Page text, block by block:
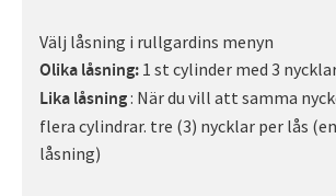
Välj låsning i rullgardins menyn
Olika låsning: 1 st cylinder med 3
Lika låsning: När du vill att samma
flera cylindrar. tre (3) nycklar per lås
låsning)